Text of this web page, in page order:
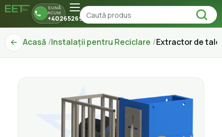
SUNĂ
ACUM
+40265269150
Acasă Instalații pentru Reciclare Extractor de